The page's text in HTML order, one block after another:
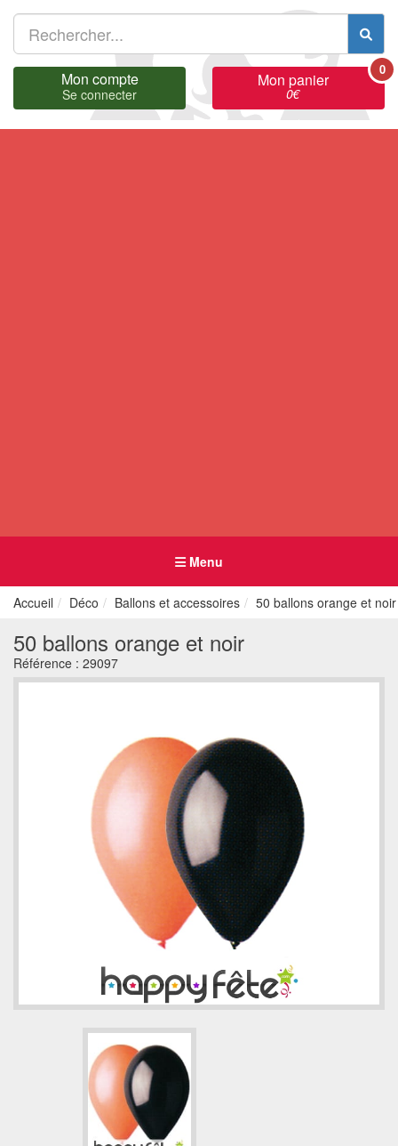
Mon compte
Se connecter
Mon panier
0€
0
Menu
Accueil Déco Ballons et accessoires 50 ballons orange et noir
50 ballons orange et noir
Référence : 29097